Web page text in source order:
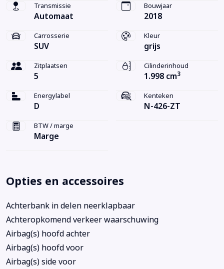
Transmissie
Automaat
Bouwjaar
2018
Carrosserie
SUV
Kleur
grijs
Zitplaatsen
5
Cilinderinhoud
1.998 cm3
Energylabel
D
Kenteken
N-426-ZT
BTW / marge
Marge
Opties en accessoires
Achterbank in delen neerklapbaar
Achteropkomend verkeer waarschuwing
Airbag(s) hoofd achter
Airbag(s) hoofd voor
Airbag(s) side voor